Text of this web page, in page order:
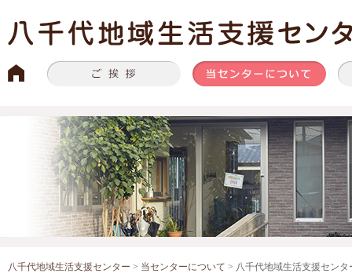
八千代地域生活支援センター > 当センターについて > 八千代地域生活支援センタ